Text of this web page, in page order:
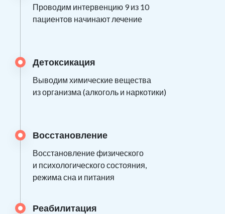
Проводим интервенцию 9 из 10
пациентов начинают лечение
Детоксикация
Выводим химические вещества
из организма (алкоголь и наркотики)
Восстановление
Восстановление физического
и психологического состояния,
режима сна и питания
Реабилитация